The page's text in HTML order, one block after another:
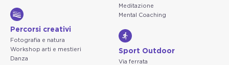
Percorsi creativi
Fotografia e natura
Workshop arti e mestieri
Danza
Meditazione
Mental Coaching
Sport Outdoor
Via ferrata